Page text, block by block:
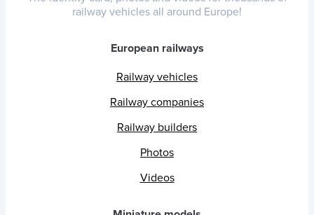
railway vehicles all around Europe!
European railways
Railway vehicles
Railway companies
Railway builders
Photos
Videos